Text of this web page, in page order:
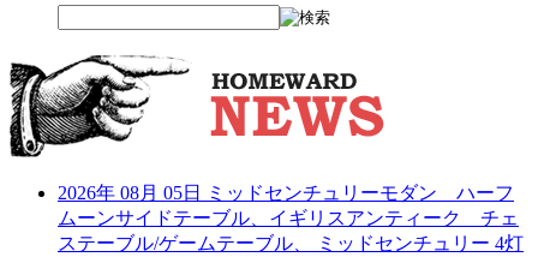
2026年 08月 05日
ミッドセンチュリーモダン ハーフ
ムーンサイドテーブル、イギリスアンティーク チェ
ステーブル/ゲームテーブル、 ミッドセンチュリー 4灯